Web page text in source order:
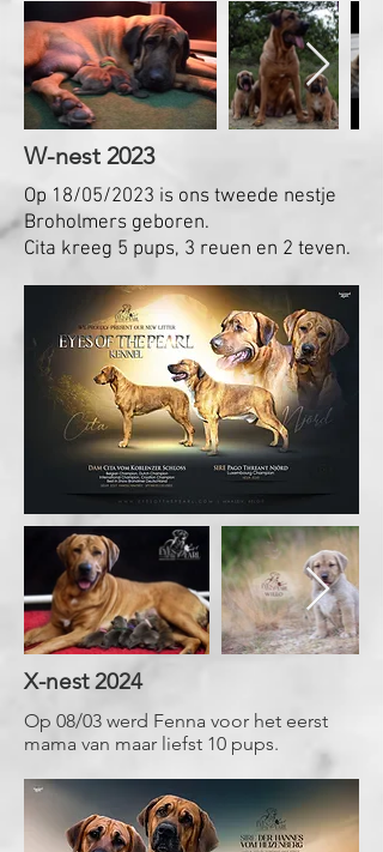
W-nest 2023
Op 18/05/2023 is ons tweede nestje
Broholmers geboren.
Cita kreeg 5 pups, 3 reuen en 2 teven.
X-nest 2024
Op 08/03 werd Fenna voor het eerst
mama van maar liefst 10 pups.